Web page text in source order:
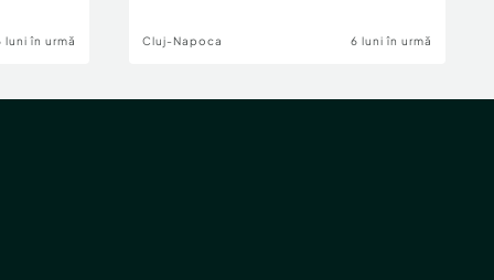
luni în urmă Cluj-Napoca 6 luni în urmă